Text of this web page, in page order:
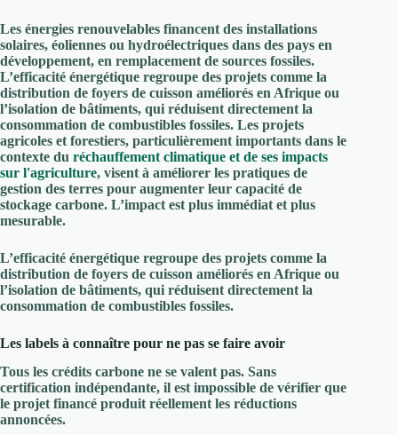
Les énergies renouvelables financent des installations
solaires, éoliennes ou hydroélectriques dans des pays en
développement, en remplacement de sources fossiles.
L’efficacité énergétique regroupe des projets comme la
distribution de foyers de cuisson améliorés en Afrique ou
l’isolation de bâtiments, qui réduisent directement la
consommation de combustibles fossiles. Les projets
agricoles et forestiers, particulièrement importants dans le
contexte du réchauffement climatique et de ses impacts
sur l'agriculture, visent à améliorer les pratiques de
gestion des terres pour augmenter leur capacité de
stockage carbone. L’impact est plus immédiat et plus
mesurable.
L’efficacité énergétique regroupe des projets comme la
distribution de foyers de cuisson améliorés en Afrique ou
l’isolation de bâtiments, qui réduisent directement la
consommation de combustibles fossiles.
Les labels à connaître pour ne pas se faire avoir
Tous les crédits carbone ne se valent pas. Sans
certification indépendante, il est impossible de vérifier que
le projet financé produit réellement les réductions
annoncées.